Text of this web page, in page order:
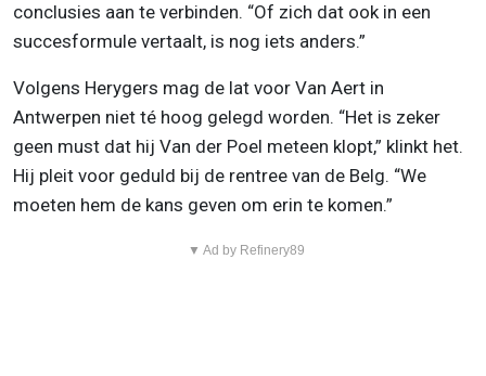
conclusies aan te verbinden. “Of zich dat ook in een
succesformule vertaalt, is nog iets anders.”
Volgens Herygers mag de lat voor Van Aert in
Antwerpen niet té hoog gelegd worden. “Het is zeker
geen must dat hij Van der Poel meteen klopt,” klinkt het.
Hij pleit voor geduld bij de rentree van de Belg. “We
moeten hem de kans geven om erin te komen.”
▼ Ad by Refinery89